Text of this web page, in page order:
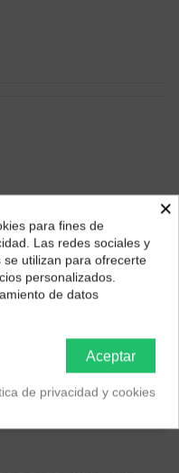
810,08 €/
tu pedido?
los precios e
tu región.
×
para fines de
Las redes sociales y
utilizan para ofrecerte
personalizados.
de datos
Aceptar
de privacidad y cookies